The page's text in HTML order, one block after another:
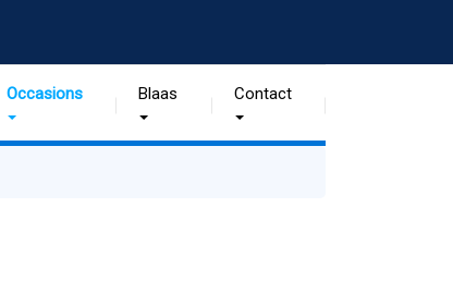
Occasions Blaas Contact